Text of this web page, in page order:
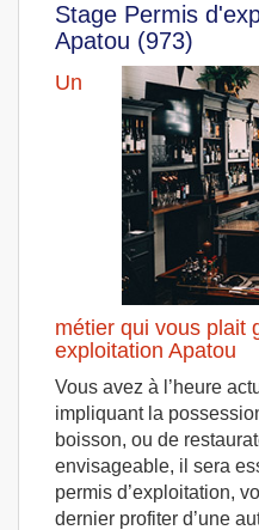
Stage Permis
Apatou (973)
Un
métier qui vous plait
exploitation Apatou
Vous avez à l’heure
impliquant la
boisson, ou de
envisageable, il sera
permis d’exploitation,
dernier profiter d’une